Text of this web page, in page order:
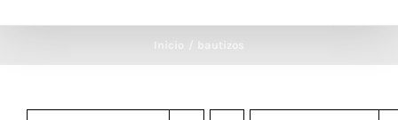
Inicio bautizos